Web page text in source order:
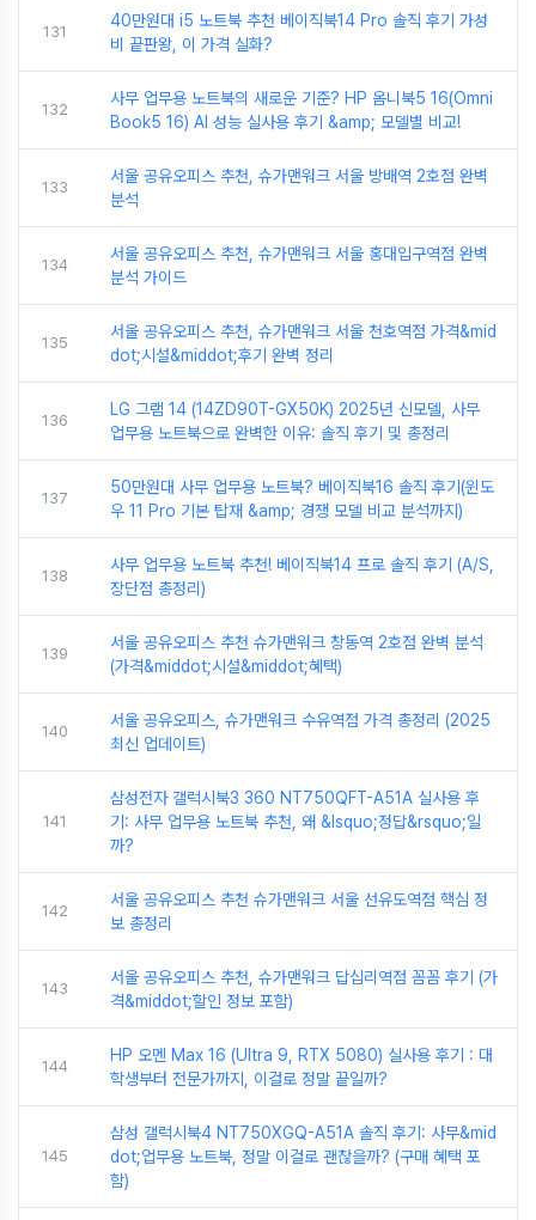
131
40만원대 i5 노트북 추천 베이직북14 Pro 솔직 후기 가성
비 끝판왕, 이 가격 실화?
132
사무 업무용 노트북의 새로운 기준? HP 옴니북5 16(Omni
Book5 16) AI 성능 실사용 후기 &amp; 모델별 비교!
133
서울 공유오피스 추천, 슈가맨워크 서울 방배역 2호점 완벽
분석
134
서울 공유오피스 추천, 슈가맨워크 서울 홍대입구역점 완벽
분석 가이드
135
서울 공유오피스 추천, 슈가맨워크 서울 천호역점 가격&mid
dot;시설&middot;후기 완벽 정리
136
LG 그램 14 (14ZD90T-GX50K) 2025년 신모델, 사무
업무용 노트북으로 완벽한 이유: 솔직 후기 및 총정리
137
50만원대 사무 업무용 노트북? 베이직북16 솔직 후기(윈도
우 11 Pro 기본 탑재 &amp; 경쟁 모델 비교 분석까지)
138
사무 업무용 노트북 추천! 베이직북14 프로 솔직 후기 (A/S,
장단점 총정리)
139
서울 공유오피스 추천 슈가맨워크 창동역 2호점 완벽 분석
(가격&middot;시설&middot;혜택)
140
서울 공유오피스, 슈가맨워크 수유역점 가격 총정리 (2025
최신 업데이트)
141
삼성전자 갤럭시북3 360 NT750QFT-A51A 실사용 후
기: 사무 업무용 노트북 추천, 왜 &lsquo;정답&rsquo;일
까?
142
서울 공유오피스 추천 슈가맨워크 서울 선유도역점 핵심 정
보 총정리
143
서울 공유오피스 추천, 슈가맨워크 답십리역점 꼼꼼 후기 (가
격&middot;할인 정보 포함)
144
HP 오멘 Max 16 (Ultra 9, RTX 5080) 실사용 후기 : 대
학생부터 전문가까지, 이걸로 정말 끝일까?
145
삼성 갤럭시북4 NT750XGQ-A51A 솔직 후기: 사무&mid
dot;업무용 노트북, 정말 이걸로 괜찮을까? (구매 혜택 포
함)